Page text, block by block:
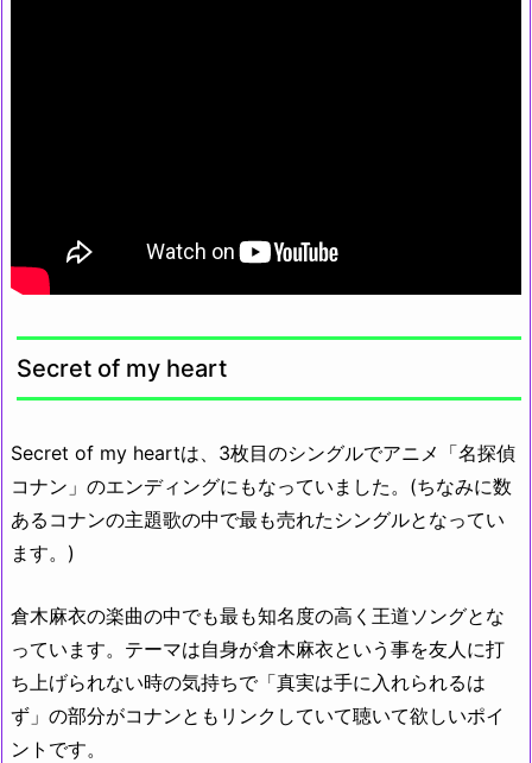
Secret of my heart
Secret of my heartは、3枚目のシングルでアニメ「名探偵
コナン」のエンディングにもなっていました。(ちなみに数
あるコナンの主題歌の中で最も売れたシングルとなってい
ます。)
倉木麻衣の楽曲の中でも最も知名度の高く王道ソングとな
っています。テーマは自身が倉木麻衣という事を友人に打
ち上げられない時の気持ちで「真実は手に入れられるは
ず」の部分がコナンともリンクしていて聴いて欲しいポイ
ントです。